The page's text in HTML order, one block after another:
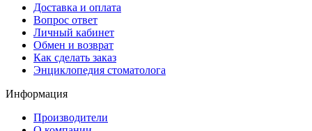
Доставка и оплата
Вопрос ответ
Личный кабинет
Обмен и возврат
Как сделать заказ
Энциклопедия стоматолога
Информация
Производители